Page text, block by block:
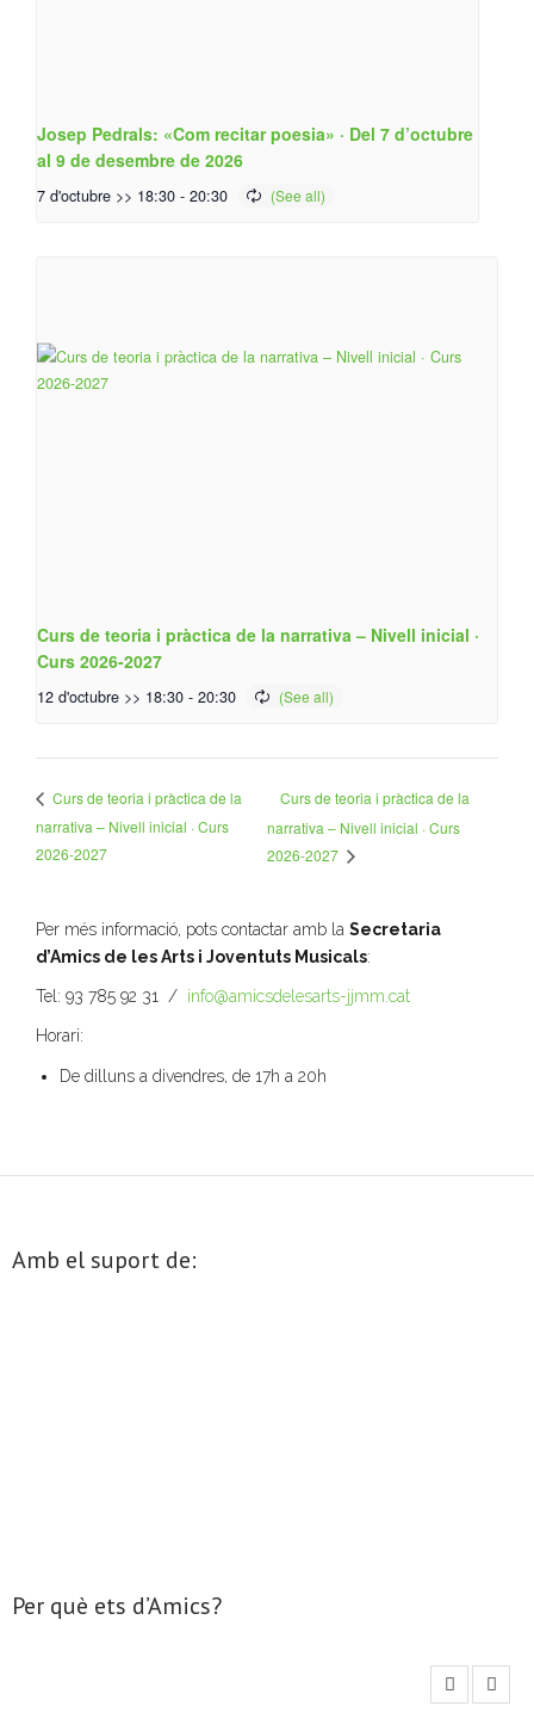
Josep Pedrals: «Com recitar poesia» · Del 7 d’octubre
al 9 de desembre de 2026
7 d'octubre >> 18:30 - 20:30
Curs de teoria i pràctica de la narrativa – Nivell inicial ·
Curs 2026-2027
12 d'octubre >> 18:30 - 20:30
Curs de teoria i pràctica de la
narrativa – Nivell inicial · Curs
2026-2027
Curs de teoria i pràctica de la
narrativa – Nivell inicial · Curs
2026-2027
Per més informació, pots contactar amb la Secretaria
d’Amics de les Arts i Joventuts Musicals:
Tel: 93 785 92 31 / info@amicsdelesarts-jjmm.cat
Horari:
De dilluns a divendres, de 17h a 20h
Amb el suport de:
Per què ets d’Amics?